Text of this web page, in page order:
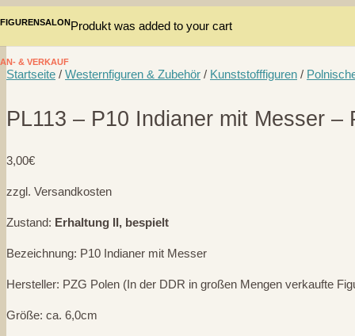
FIGURENSALON
AN- & VERKAUF
Produkt was added to your cart
Startseite / Westernfiguren & Zubehör / Kunststofffiguren /
PL113 – P10 Indianer mit Messer –
3,00€
zzgl. Versandkosten
Zustand: Erhaltung II, bespielt
Bezeichnung: P10 Indianer mit Messer
Hersteller: PZG Polen (In der DDR in großen Mengen verkaufte
Größe: ca. 6,0cm